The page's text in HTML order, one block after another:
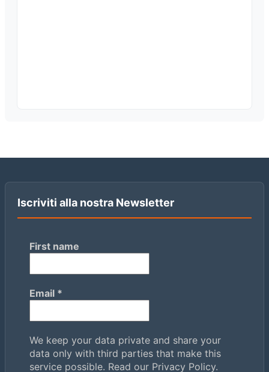
Iscriviti alla nostra Newsletter
First name
Email *
We keep your data private and share your
data only with third parties that make this
service possible. Read our Privacy Policy.